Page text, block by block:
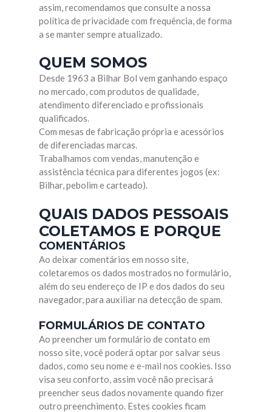
assim, recomendamos que consulte a nossa
política de privacidade com frequência, de forma
a se manter sempre atualizado.
QUEM SOMOS
Desde 1963 a Bilhar Bol vem ganhando espaço
no mercado, com produtos de qualidade,
atendimento diferenciado e profissionais
qualificados.
Com mesas de fabricação própria e acessórios
de diferenciadas marcas.
Trabalhamos com vendas, manutenção e
assistência técnica para diferentes jogos (ex:
Bilhar, pebolim e carteado).
QUAIS DADOS PESSOAIS
COLETAMOS E PORQUE
COMENTÁRIOS
Ao deixar comentários em nosso site,
coletaremos os dados mostrados no formulário,
além do seu endereço de IP e dos dados do seu
navegador, para auxiliar na detecção de spam.
FORMULÁRIOS DE CONTATO
Ao preencher um formulário de contato em
nosso site, você poderá optar por salvar seus
dados, como seu nome e e-mail nos cookies. Isso
visa seu conforto, assim você não precisará
preencher seus dados novamente quando fizer
outro preenchimento. Estes cookies ficam